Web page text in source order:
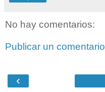
No hay comentarios:
Publicar un comentario
‹